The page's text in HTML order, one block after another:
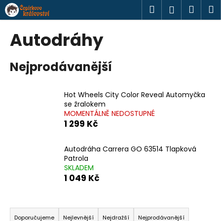
Přejít
na
obsah
Hledat
Autodráhy
Nejprodávanější
Hot Wheels City Color Reveal Automyčka
se žralokem
MOMENTÁLNĚ NEDOSTUPNÉ
1 299 Kč
Autodráha Carrera GO 63514 Tlapková
Patrola
SKLADEM
1 049 Kč
Ř
Doporučujeme Nejlevnější Nejdražší Nejprodávanější
K
o
o
e